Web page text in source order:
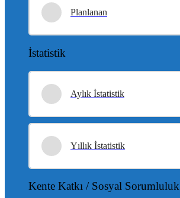
Planlanan
İstatistik
Aylık İstatistik
Yıllık İstatistik
Kente Katkı / Sosyal Sorumluluk